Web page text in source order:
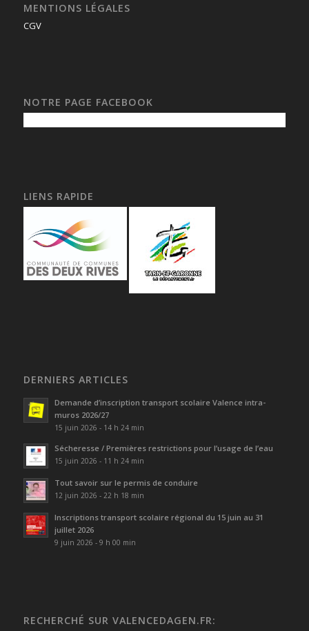
MENTIONS LÉGALES
CGV
NOTRE PAGE FACEBOOK
LIENS RAPIDE
DERNIERS ARTICLES
Demande d’inscription transport scolaire Valence intra-
muros 2026/27
15 juin 2026 - 14 h 24 min
Sécheresse / Premières restrictions pour l’usage de l’eau
15 juin 2026 - 11 h 24 min
Tout savoir sur le permis de conduire
12 juin 2026 - 22 h 18 min
Inscriptions transport scolaire régional du 15 juin au 31
juillet 2026
9 juin 2026 - 9 h 00 min
RECHERCHÉ SUR VALENCEDAGEN.FR: